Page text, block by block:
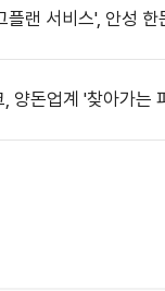
랜 서비스', 안성
양돈업계 '찾아가는